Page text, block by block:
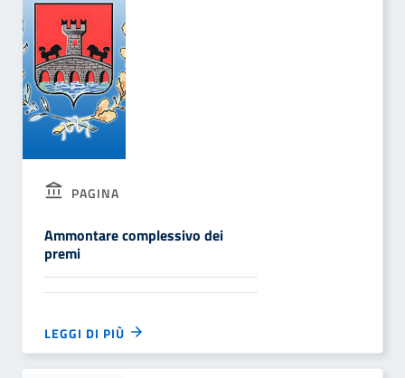
PAGINA
Ammontare complessivo dei
premi
LEGGI DI PIÙ